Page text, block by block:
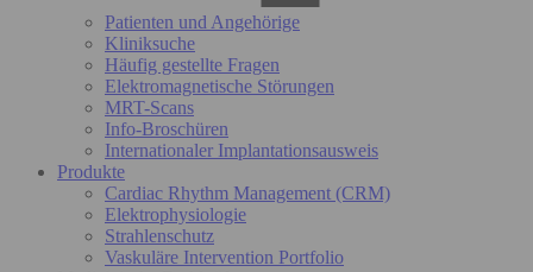
Patienten und Angehörige
Kliniksuche
Häufig gestellte Fragen
Elektromagnetische Störungen
MRT-Scans
Info-Broschüren
Internationaler Implantationsausweis
Produkte
Cardiac Rhythm Management (CRM)
Elektrophysiologie
Strahlenschutz
Vaskuläre Intervention Portfolio